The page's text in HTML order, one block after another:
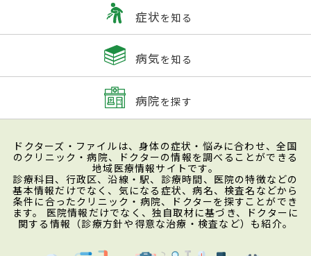
症状を知る
病気を知る
病院を探す
ドクターズ・ファイルは、身体の症状・悩みに合わせ、全国
のクリニック・病院、ドクターの情報を調べることができる
地域医療情報サイトです。
診療科目、行政区、沿線・駅、診療時間、医院の特徴などの
基本情報だけでなく、気になる症状、病名、検査名などから
条件に合ったクリニック・病院、ドクターを探すことができ
ます。 医院情報だけでなく、独自取材に基づき、ドクターに
関する情報（診療方針や得意な治療・検査など）も紹介。